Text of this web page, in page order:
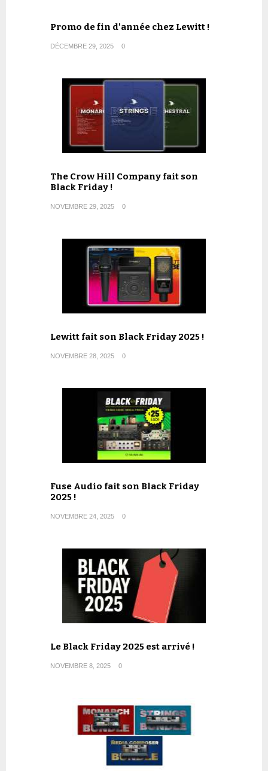
Promo de fin d'année chez Lewitt !
DÉCEMBRE 29, 2025 0
The Crow Hill Company fait son
Black Friday !
NOVEMBRE 29, 2025 0
Lewitt fait son Black Friday 2025 !
NOVEMBRE 28, 2025 0
Fuse Audio fait son Black Friday
2025 !
NOVEMBRE 24, 2025 0
Le Black Friday 2025 est arrivé !
NOVEMBRE 8, 2025 0